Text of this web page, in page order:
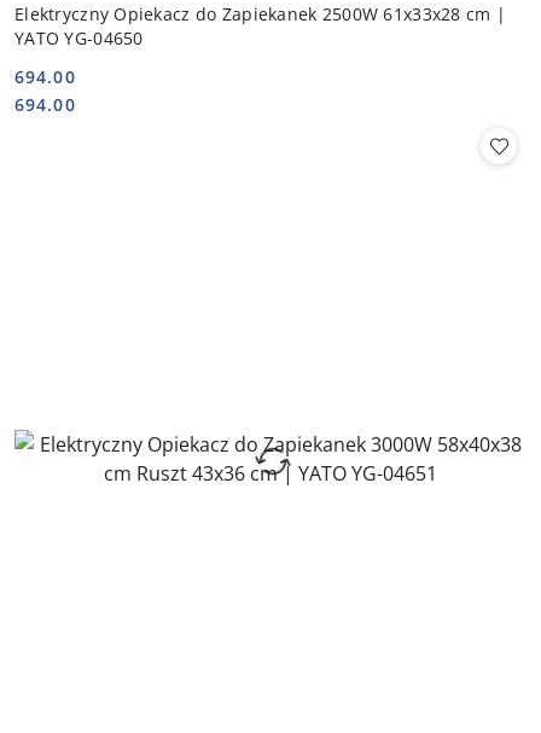
Elektryczny Opiekacz do Zapiekanek 2500W 61x33x28 cm |
YATO YG-04650
Cena:
694.00
Cena:
694.00